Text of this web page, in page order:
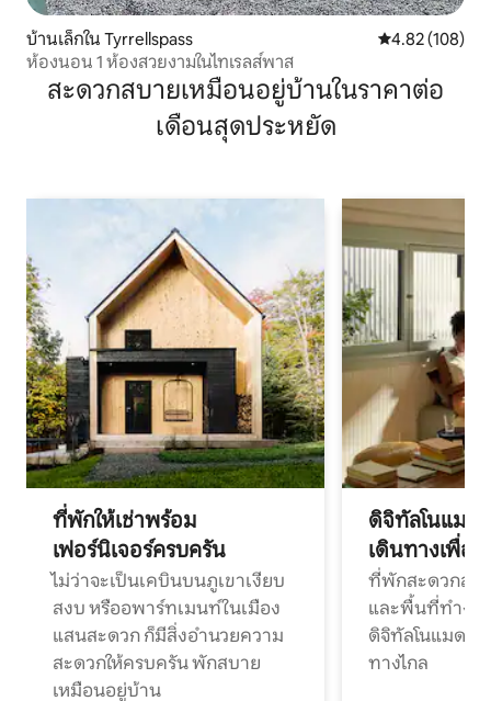
บ้านเล็กใน Tyrrellspass คะแนนเฉลี่ย
4.82 (108)
ห้องนอน 1 ห้องสวยงามในไทเรลส์พาส
สะดวกสบายเหมือนอยู่บ้านในราคาต่อ
เดือนสุดประหยัด
ที่พักให้เช่าพร้อม
เฟอร์นิเจอร์ครบครัน
ไม่ว่าจะเป็นเคบินบนภูเขาเงียบ
สงบ หรืออพาร์ทเมนท์ในเมือง
แสนสะดวก ก็มีสิ่งอำนวยความ
สะดวกให้ครบครัน พักสบาย
เหมือนอยู่บ้าน
ดิจิทัลโนแมด
เดินทางเพื่อ
ที่พักสะดวกสบ
และพื้นที่ทำงา
ดิจิทัลโนแมดแ
ทางไกล